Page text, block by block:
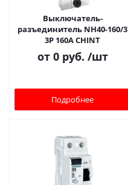
Bыключатель-
разъединитель NH40-160/3
3P 160А CHINT
от 0 руб. /шт
Подробнее